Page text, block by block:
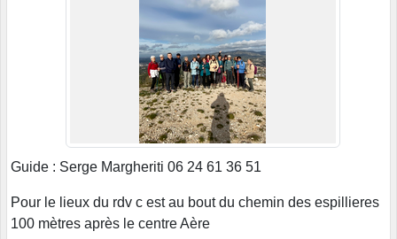
Guide : Serge Margheriti 06 24 61 36 51
Pour le lieux du rdv c est au bout du chemin des espillieres
100 mètres après le centre Aère